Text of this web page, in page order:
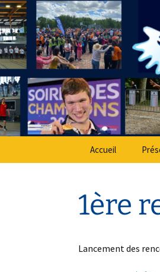
Aller
au
contenu
Sport
Accueil
1ère
Lancement des